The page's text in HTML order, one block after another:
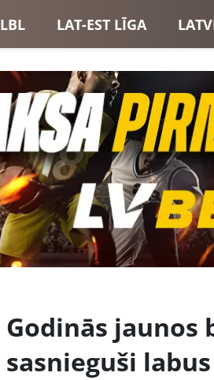
LBL LAT-EST LĪGA
LATVIJAS IZLASE
Godinās
sasnieguši